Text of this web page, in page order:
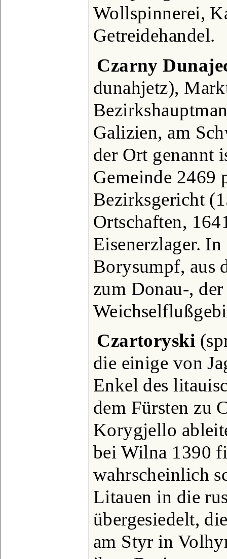
Wollspinnerei,
Getreidehandel.
Czarny
dunahjetz),
Galizien, am
der Ort genannt
Gemeinde 2469
Bezirksgericht
Ortschaften,
Eisenerzlager.
Borysumpf, aus
zum Donau-,
Czartoryski
die einige von
Enkel des
dem Fürsten zu
Korygjello
bei Wilna 1390
wahrscheinlich
Litauen in die
übergesiedelt,
am Styr in